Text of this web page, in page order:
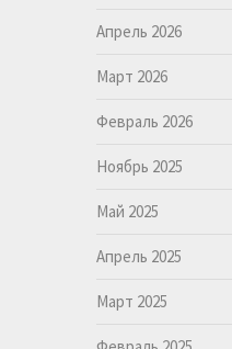
Апрель 2026
Март 2026
Февраль 2026
Ноябрь 2025
Май 2025
Апрель 2025
Март 2025